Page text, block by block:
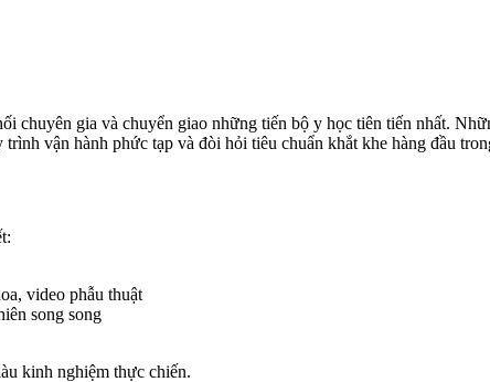
gia và chuyển giao những tiến bộ y học tiên tiến nhất.
vận hành phức tạp và đòi hỏi tiêu chuẩn khắt khe hàng đầu
video phẫu thuật
song song
kinh nghiệm thực chiến.